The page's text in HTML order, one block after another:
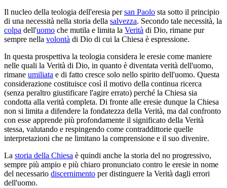
Il nucleo della teologia dell'eresia persan Paolo sta sotto il principio
di una necessità nella storia della salvezza. Secondo tale necessità, la
colpa dell'uomo che mutila e limita la Verità di Dio, rimane pur
sempre nella volontà di Dio di cui la Chiesa è espressione.
In questa prospettiva la teologia considera le eresie come maniere
nelle quali la Verità di Dio, in quanto è diventata verità dell'uomo,
rimane umiliata e di fatto cresce solo nello spirito dell'uomo. Questa
considerazione costituisce così il motivo della continua ricerca
(senza peraltro giustificare l'agire errato) perché la Chiesa sia
condotta alla verità completa. Di fronte alle eresie dunque la Chiesa
non si limita a difendere la fondatezza della Verità, ma dal confronto
con esse apprende più profondamente il significato della Verità
stessa, valutando e respingendo come contraddittorie quelle
interpretazioni che ne limitano la comprensione e il suo divenire.
La storia della Chiesa è quindi anche la storia del no progressivo,
sempre più ampio e più chiaro pronunciato contro le eresie in nome
del necessario discernimento per distinguere la Verità dagli errori
dell'uomo.